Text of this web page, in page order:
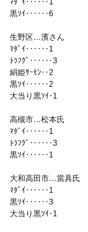
黒ｿｲ‥‥‥6
生野区…濱さん
ﾏﾀﾞｲ‥‥‥1
ﾄﾗﾌｸﾞ‥‥‥3
絹姫ｻｰﾓﾝ‥2
黒ｿｲ‥‥‥2
大当り黒ｿｲ･1
高槻市…松本氏
ﾏﾀﾞｲ‥‥‥1
ﾄﾗﾌｸﾞ‥‥‥3
黒ｿｲ‥‥‥1
大和高田市…當具氏
ﾏﾀﾞｲ‥‥‥1
黒ｿｲ‥‥‥3
大当り黒ｿｲ･1